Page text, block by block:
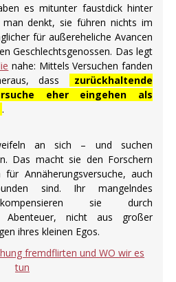
es mitunter faustdick hinter
denkt, sie führen nichts im
für außereheliche Avancen
Geschlechtsgenossen. Das legt
nahe: Mittels Versuchen fanden
dass
zurückhaltende
eher eingehen als
.
an sich – und suchen
Das macht sie den Forschern
Annäherungsversuche, auch
sind. Ihr mangelndes
kompensieren sie durch
Abenteuer, nicht aus großer
ihres kleinen Egos.
fremdflirten und WO wir es
tun